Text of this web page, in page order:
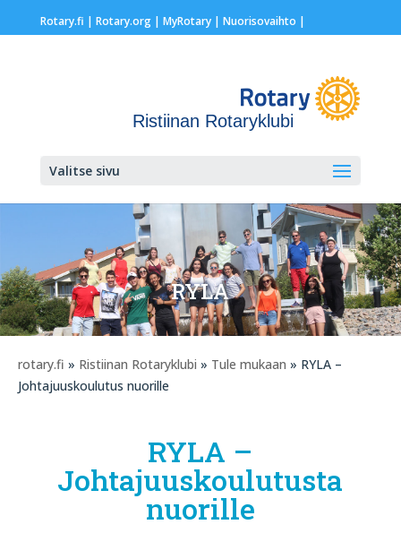
Rotary.fi | Rotary.org| MyRotary | Nuorisovaihto |
Ristiinan Rotaryklubi
Valitse sivu
RYLA
rotary.fi » Ristiinan Rotaryklubi » Tule mukaan » RYLA –
Johtajuuskoulutus nuorille
RYLA –
Johtajuuskoulutusta
nuorille